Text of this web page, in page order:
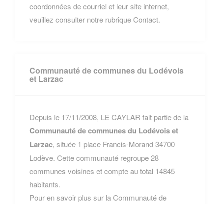
coordonnées de courriel et leur site internet,
veuillez consulter notre rubrique Contact.
Communauté de communes du Lodévois
et Larzac
Depuis le 17/11/2008, LE CAYLAR fait partie de la
Communauté de communes du Lodévois et
Larzac, située 1 place Francis-Morand 34700
Lodève. Cette communauté regroupe 28
communes voisines et compte au total 14845
habitants.
Pour en savoir plus sur la Communauté de